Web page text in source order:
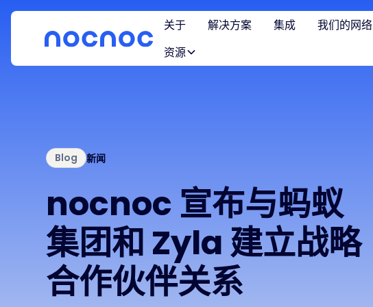
关于 解决方案 集成
我们的网络
资源
Blog 新闻
nocnoc 宣布与蚂蚁
集团和 Zyla 建立战略
合作伙伴关系